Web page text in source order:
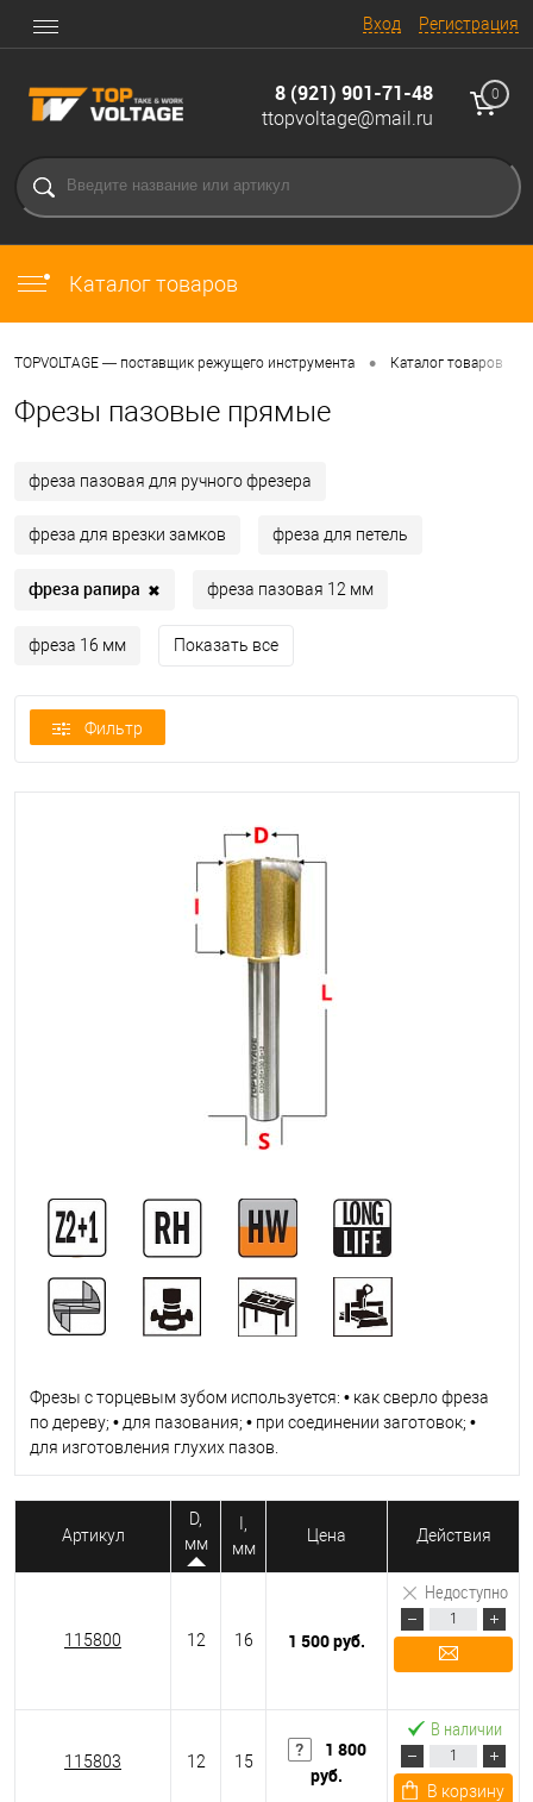
Вход Регистрация
8 (921) 901-71-48
ttopvoltage@mail.ru
0
Каталог товаров
TOPVOLTAGE — поставщик режущего инструмента • Каталог товаров
Фрезы пазовые прямые
фреза пазовая для ручного фрезера
фреза для врезки замков фреза для петель
фреза рапира ✖ фреза пазовая 12 мм
фреза 16 мм Показать все
Фильтр
Фрезы с торцевым зубом используется: • как сверло фреза
по дереву; • для пазования; • при соединении заготовок; •
для изготовления глухих пазов.
Артикул
D,
мм
мм
Цена Действия
115800 12 16 1 500 руб.
Недоступно
115803 12 15
1 800
руб.
В наличии
В корзину